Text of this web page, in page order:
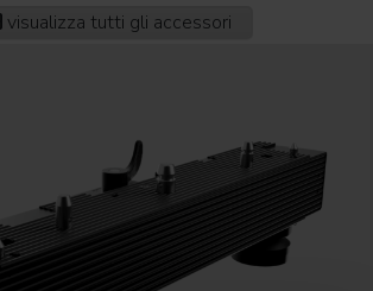
visualizza tutti gli accessori